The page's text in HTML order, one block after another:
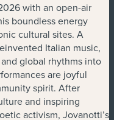
with an open-air
boundless energy
cultural sites. A
Italian music,
global rhythms into
are joyful
spirit. After
and inspiring
activism, Jovanotti’s